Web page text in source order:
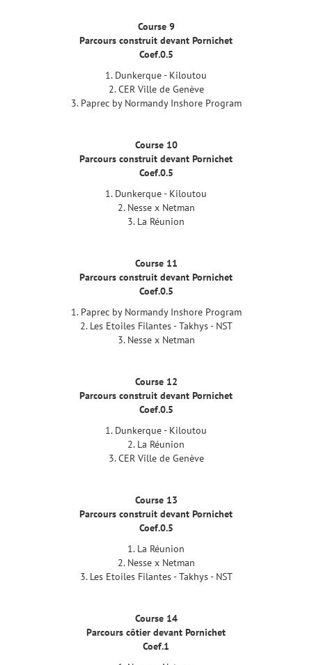
Course 9
Parcours construit devant Pornichet
Coef.0.5
1. Dunkerque - Kiloutou
2. CER Ville de Genève
3. Paprec by Normandy Inshore Program
Course 10
Parcours construit devant Pornichet
Coef.0.5
1. Dunkerque - Kiloutou
2. Nesse x Netman
3. La Réunion
Course 11
Parcours construit devant Pornichet
Coef.0.5
1. Paprec by Normandy Inshore Program
2. Les Etoiles Filantes - Takhys - NST
3. Nesse x Netman
Course 12
Parcours construit devant Pornichet
Coef.0.5
1. Dunkerque - Kiloutou
2. La Réunion
3. CER Ville de Genève
Course 13
Parcours construit devant Pornichet
Coef.0.5
1. La Réunion
2. Nesse x Netman
3. Les Etoiles Filantes - Takhys - NST
Course 14
Parcours côtier devant Pornichet
Coef.1